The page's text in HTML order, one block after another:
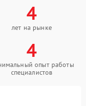
4
лет на рынке
4
опыт работы
специалистов